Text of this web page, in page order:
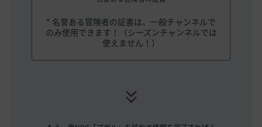
* 名誉ある冒険者の証書は、一般チャンネルで
のみ使用できます！（シーズンチャンネルでは
使えません！）